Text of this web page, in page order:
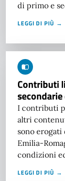
di primo e
LEGGI DI PIÙ →
Contributi
I contributi
altri
sono erogati
Emilia-
condizioni
LEGGI DI PIÙ →